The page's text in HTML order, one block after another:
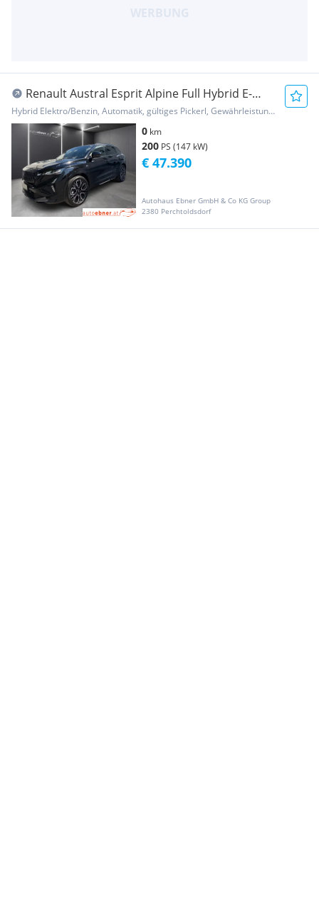
Renault Austral Esprit Alpine Full Hybrid E-
Tech 200 (M...
Hybrid Elektro/Benzin, Automatik, gültiges Pickerl, Gewährleistung, Garantie
0 km
200 PS (147 kW)
Autohaus Ebner GmbH & Co KG Group
2380 Perchtoldsdorf
€ 47.390